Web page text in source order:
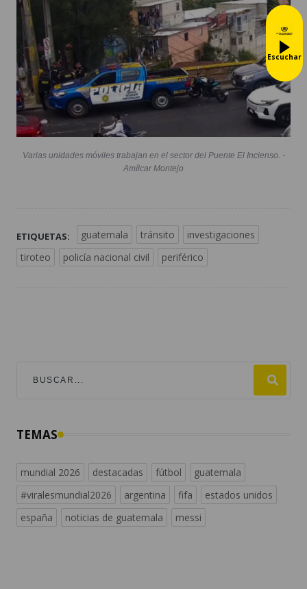
Varias unidades móviles trabajan en el sector del Puente El Incienso. -
Amílcar Montejo
ETIQUETAS: guatemala tránsito
investigaciones
tiroteo
policía nacional civil periférico
TEMAS
mundial 2026 destacadas fútbol
guatemala
#viralesmundial2026
argentina fifa
estados unidos
españa
noticias de guatemala messi
Escuchar